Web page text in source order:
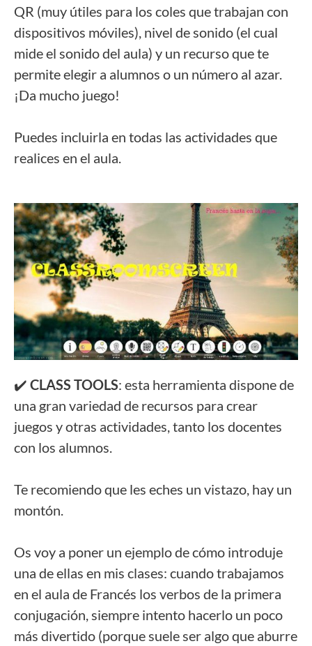
QR (muy útiles para los coles que trabajan con
dispositivos móviles), nivel de sonido (el cual
mide el sonido del aula) y un recurso que te
permite elegir a alumnos o un número al azar.
¡Da mucho juego!
Puedes incluirla en todas las actividades que
realices en el aula.
✔️ CLASS TOOLS: esta herramienta dispone de
una gran variedad de recursos para crear
juegos y otras actividades, tanto los docentes
con los alumnos.
Te recomiendo que les eches un vistazo, hay un
montón.
Os voy a poner un ejemplo de cómo introduje
una de ellas en mis clases: cuando trabajamos
en el aula de Francés los verbos de la primera
conjugación, siempre intento hacerlo un poco
más divertido (porque suele ser algo que aburre